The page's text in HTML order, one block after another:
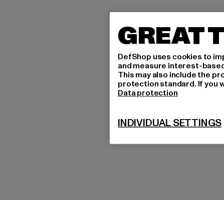
GREAT
DefShop uses cookies to
and measure interest-
This may also include the
protection standard. If you
Data protection
INDIVIDUAL SETTINGS